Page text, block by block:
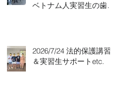
ベトナム人実習生の歯科
2026/7/24 法的保護講習
＆実習生サポートetc.